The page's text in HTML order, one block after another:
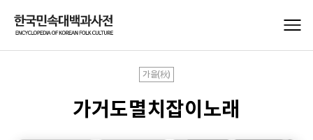
가을(秋)
가거도멸치잡이노래